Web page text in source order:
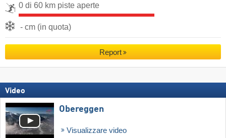
0 di 60 km piste aperte
- cm (in quota)
Report
Video
Obereggen
Visualizzare video